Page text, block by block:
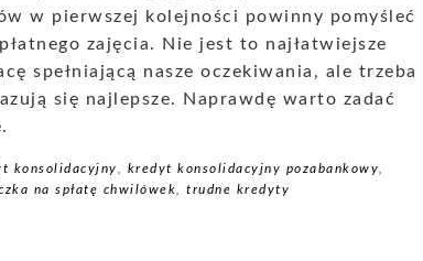
w pierwszej kolejności powinny pomyśleć
zajęcia. Nie jest to najłatwiejsze
spełniającą nasze oczekiwania, ale trzeba
się najlepsze. Naprawdę warto zadać
konsolidacyjny kredyt konsolidacyjny pozabankowy
na spłatę chwilówek trudne kredyty